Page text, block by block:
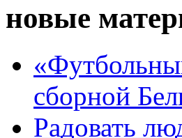
новые
сборной
Радовать